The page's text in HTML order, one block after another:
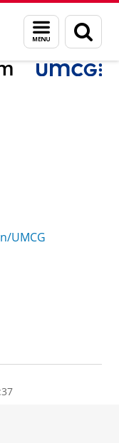
Menu
en
zoeken
UMCG